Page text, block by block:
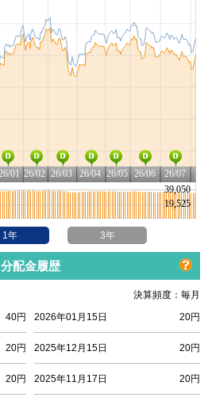
1年 3年
分配金履歴
決算頻度：毎月
40円
20円
20円
2026年01月15日 20円
2025年12月15日 20円
2025年11月17日 20円